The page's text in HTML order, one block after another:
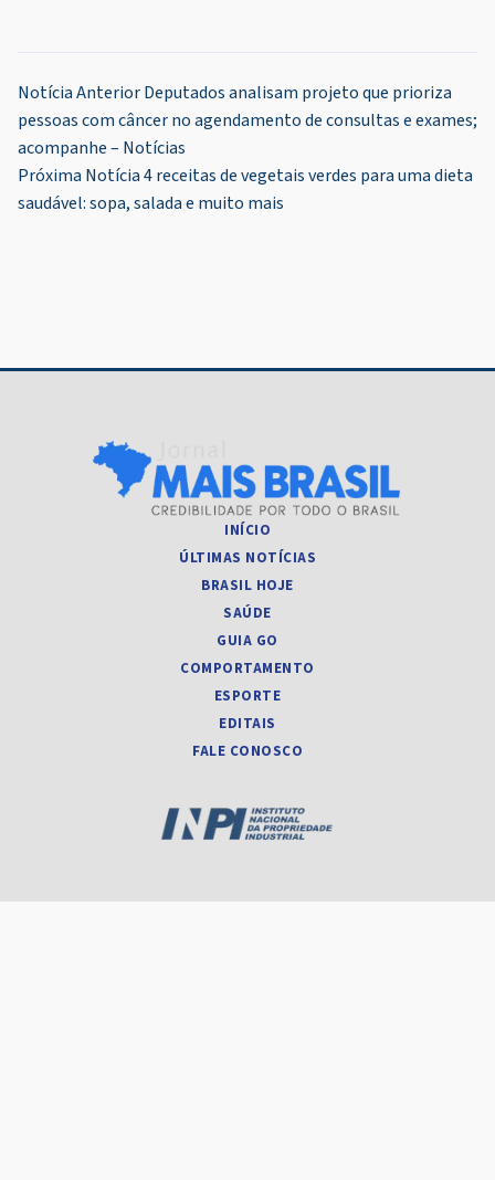
Navegação
de
Post
Notícia AnteriorDeputados analisam projeto que prioriza
pessoas com câncer no agendamento de consultas e exames;
acompanhe – Notícias
Próxima Notícia4 receitas de vegetais verdes para uma dieta
saudável: sopa, salada e muito mais
INÍCIO
ÚLTIMAS NOTÍCIAS
BRASIL HOJE
SAÚDE
GUIA GO
COMPORTAMENTO
ESPORTE
EDITAIS
FALE CONOSCO